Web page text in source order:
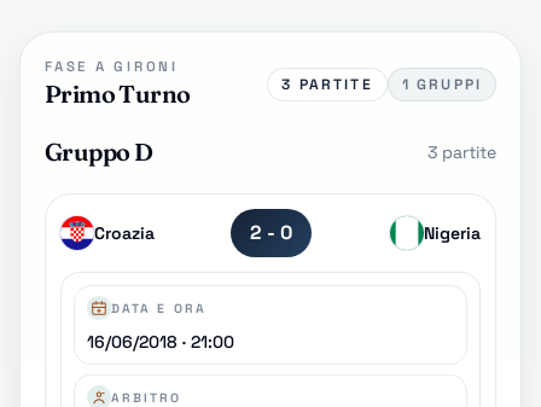
FASE A GIRONI
Primo Turno 3 PARTITE 1 GRUPPI
Gruppo D 3 partite
Croazia 2 - 0 Nigeria
DATA E ORA
16/06/2018 · 21:00
ARBITRO